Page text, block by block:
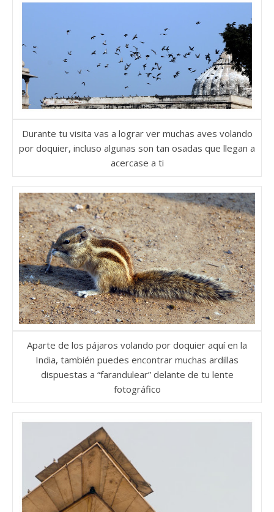
Durante tu visita vas a lograr ver muchas aves volando
por doquier, incluso algunas son tan osadas que llegan a
acercase a ti
Aparte de los pájaros volando por doquier aquí en la
India, también puedes encontrar muchas ardillas
dispuestas a “farandulear” delante de tu lente
fotográfico